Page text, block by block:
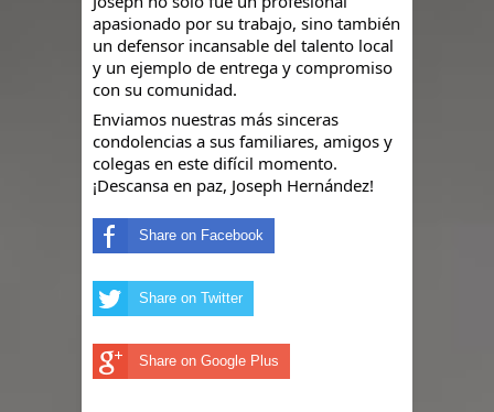
reformado Código Penal de RD
Demanda eléctrica de RD rompió de
nuevo su máximo histórico
Caen 11 presuntos Trinitarios por ola
terror con 5 asesinatos
y tres motocicletas durante operativo
en Moca
apasionado por su trabajo, sino también
un defensor incansable del talento local
y un ejemplo de entrega y compromiso
con su comunidad.
Enviamos nuestras más sinceras
condolencias a sus familiares, amigos y
colegas en este difícil momento.
¡Descansa en paz, Joseph Hernández!
Share on Facebook
Share on Twitter
Share on Google Plus